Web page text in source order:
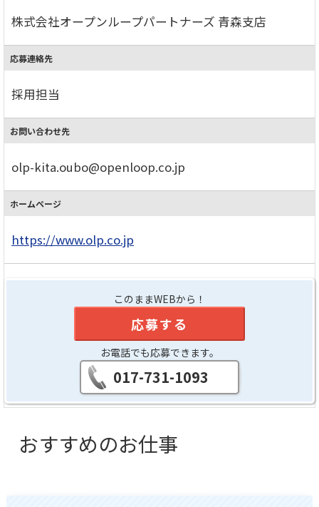
株式会社オープンループパートナーズ 青森支店
応募連絡先
採用担当
お問い合わせ先
olp-kita.oubo@openloop.co.jp
ホームページ
https://www.olp.co.jp
このままWEBから！
応募する
お電話でも応募できます。
017-731-1093
おすすめのお仕事